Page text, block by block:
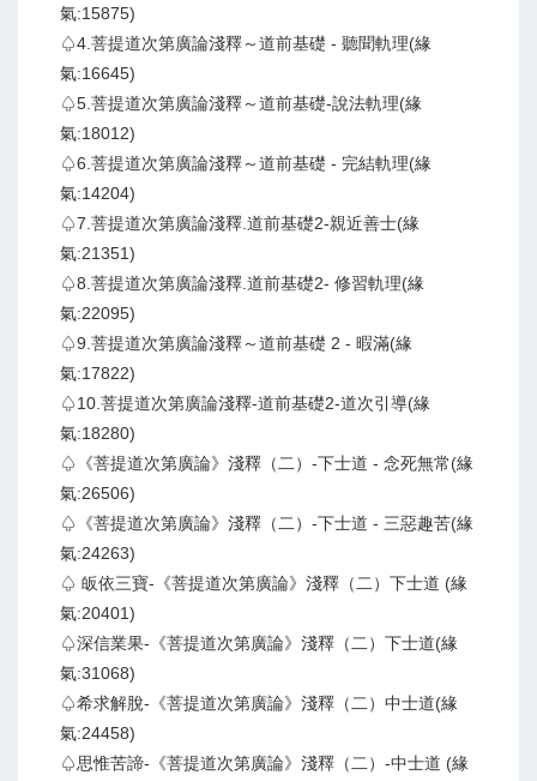
氣:15875)
♤4.菩提道次第廣論淺釋～道前基礎 - 聽聞軌理(緣
氣:16645)
♤5.菩提道次第廣論淺釋～道前基礎-說法軌理(緣
氣:18012)
♤6.菩提道次第廣論淺釋～道前基礎 - 完結軌理(緣
氣:14204)
♤7.菩提道次第廣論淺釋.道前基礎2-親近善士(緣
氣:21351)
♤8.菩提道次第廣論淺釋.道前基礎2- 修習軌理(緣
氣:22095)
♤9.菩提道次第廣論淺釋～道前基礎 2 - 暇滿(緣
氣:17822)
♤10.菩提道次第廣論淺釋-道前基礎2-道次引導(緣
氣:18280)
♤《菩提道次第廣論》淺釋（二）-下士道 - 念死無常(緣
氣:26506)
♤《菩提道次第廣論》淺釋（二）-下士道 - 三惡趣苦(緣
氣:24263)
♤ 皈依三寶-《菩提道次第廣論》淺釋（二）下士道 (緣
氣:20401)
♤深信業果-《菩提道次第廣論》淺釋（二）下士道(緣
氣:31068)
♤希求解脫-《菩提道次第廣論》淺釋（二）中士道(緣
氣:24458)
♤思惟苦諦-《菩提道次第廣論》淺釋（二）-中士道 (緣